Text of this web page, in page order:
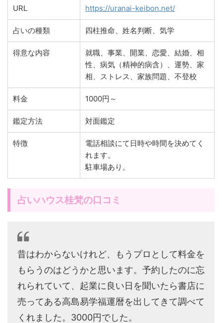
URL https://uranai-keibon.net/
占いの種類 四柱推命、姓名判断、気学
得意な内容
就職、事業、開業、恋愛、結婚、相
性、病気（精神的病含）、運勢、家
相、ストレス、家族問題、不登校
料金 1000円～
鑑定方法 対面鑑定
特徴
電話相談にて日時や時間を決めてく
れます。
駐車場あり。
占いハウス桂梵の口コミ
昔はわからないけれど、もうプロとして料金を
もらうのはどうかと思います。予約したのに忘
れられていて、起業に良い日を聞いたら書店に
売ってある高島易学福運暦を出してきて調べて
くれました。3000円でした。